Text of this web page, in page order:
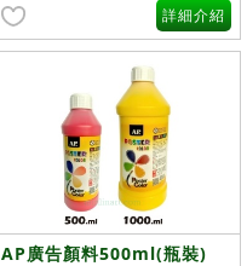
詳細介紹
AP廣告顏料500ml(瓶裝)